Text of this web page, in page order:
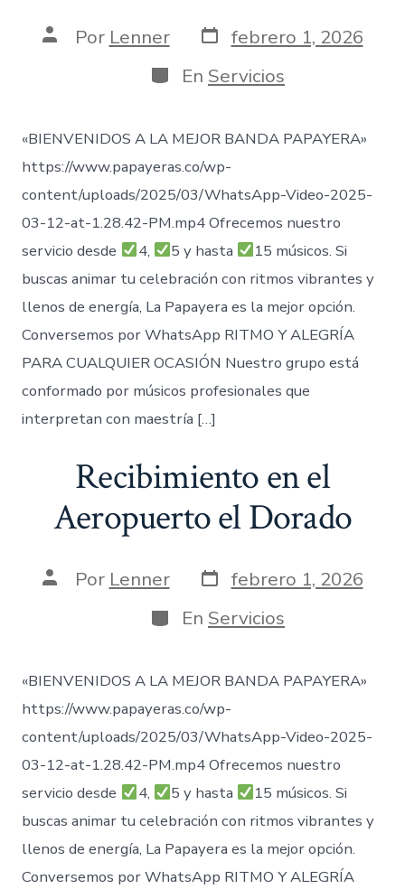
AutorPor Lenner Fecha
de
publicación
febrero 1, 2026
Categorías
En Servicios
«BIENVENIDOS A LA MEJOR BANDA PAPAYERA»
https://www.papayeras.co/wp-
content/uploads/2025/03/WhatsApp-Video-2025-
03-12-at-1.28.42-PM.mp4 Ofrecemos nuestro
servicio desde
4, 5 y hasta
15 músicos. Si
buscas animar tu celebración con ritmos vibrantes y
llenos de energía, La Papayera es la mejor opción.
Conversemos por WhatsApp RITMO Y ALEGRÍA
PARA CUALQUIER OCASIÓN Nuestro grupo está
conformado por músicos profesionales que
interpretan con maestría […]
Recibimiento en el
Aeropuerto el Dorado
AutorPor Lenner Fecha
de
publicación
febrero 1, 2026
Categorías
En Servicios
«BIENVENIDOS A LA MEJOR BANDA PAPAYERA»
https://www.papayeras.co/wp-
content/uploads/2025/03/WhatsApp-Video-2025-
03-12-at-1.28.42-PM.mp4 Ofrecemos nuestro
servicio desde
4, 5 y hasta
15 músicos. Si
buscas animar tu celebración con ritmos vibrantes y
llenos de energía, La Papayera es la mejor opción.
Conversemos por WhatsApp RITMO Y ALEGRÍA